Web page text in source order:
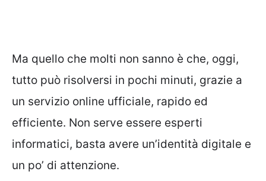
Ma quello che molti non sanno è che, oggi,
tutto può risolversi in pochi minuti, grazie a
un servizio online ufficiale, rapido ed
efficiente. Non serve essere esperti
informatici, basta avere un’identità digitale e
un po’ di attenzione.